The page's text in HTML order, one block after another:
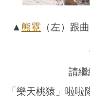
▲ 熊霓 （左）跟
請
「樂天桃猿」啦